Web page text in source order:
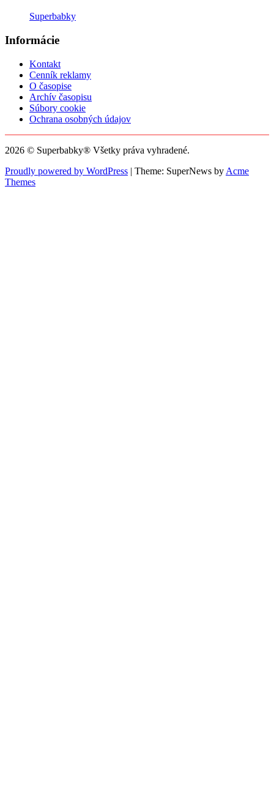
Superbabky
Informácie
Kontakt
Cenník reklamy
O časopise
Archív časopisu
Súbory cookie
Ochrana osobných údajov
2026 © Superbabky® Všetky práva vyhradené.
Proudly powered by WordPress | Theme: SuperNews by Acme
Themes